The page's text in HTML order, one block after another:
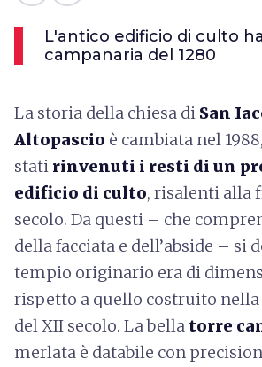
L'antico edificio di culto
campanaria del 1280
La storia della chiesa di San
Altopascio è cambiata nel
stati rinvenuti i resti di un
edificio di culto, risalenti alla
secolo. Da questi – che
della facciata e dell’abside – si
tempio originario era di
rispetto a quello costruito nella
del XII secolo. La bella torre
merlata è databile con